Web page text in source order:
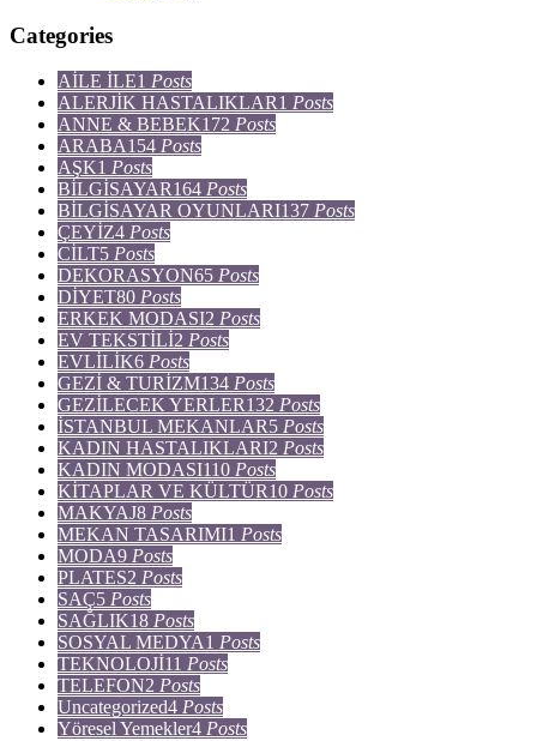
Categories
AİLE İLE1 Posts
ALERJİK HASTALIKLAR1 Posts
ANNE & BEBEK172 Posts
ARABA154 Posts
AŞK1 Posts
BİLGİSAYAR164 Posts
BİLGİSAYAR OYUNLARI137 Posts
ÇEYİZ4 Posts
CİLT5 Posts
DEKORASYON65 Posts
DİYET80 Posts
ERKEK MODASI2 Posts
EV TEKSTİLİ2 Posts
EVLİLİK6 Posts
GEZİ & TURİZM134 Posts
GEZİLECEK YERLER132 Posts
İSTANBUL MEKANLAR5 Posts
KADIN HASTALIKLARI2 Posts
KADIN MODASI110 Posts
KİTAPLAR VE KÜLTÜR10 Posts
MAKYAJ8 Posts
MEKAN TASARIMI1 Posts
MODA9 Posts
PLATES2 Posts
SAÇ5 Posts
SAĞLIK18 Posts
SOSYAL MEDYA1 Posts
TEKNOLOJİ11 Posts
TELEFON2 Posts
Uncategorized4 Posts
Yöresel Yemekler4 Posts